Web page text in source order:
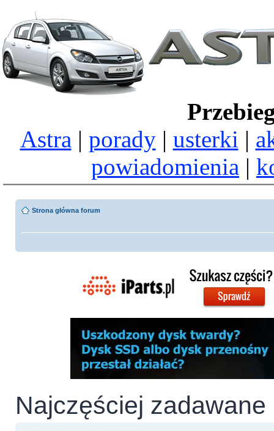
Astra | porady| usterki |
powiadomienia |
Strona główna forum
Najczęściej zadawane